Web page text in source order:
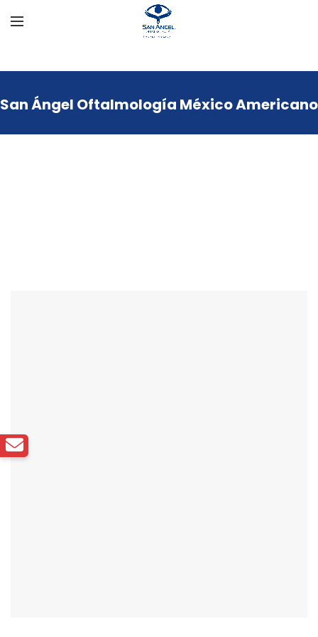
San Ángel Oftalmología México Americano